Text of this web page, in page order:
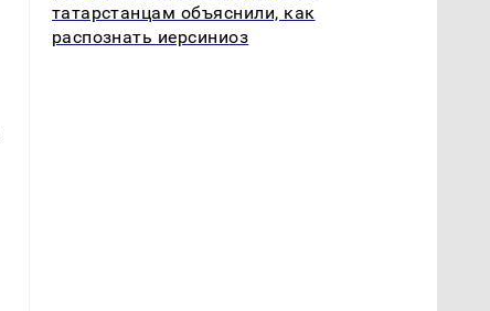
татарстанцам объяснили, как
распознать иерсиниоз